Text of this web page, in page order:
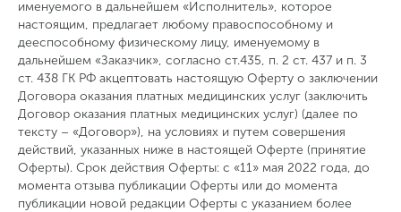
именуемого в дальнейшем «Исполнитель», которое
настоящим, предлагает любому правоспособному и
дееспособному физическому лицу, именуемому в
дальнейшем «Заказчик», согласно ст.435, п. 2 ст. 437 и п. 3
ст. 438 ГК РФ акцептовать настоящую Оферту о заключении
Договора оказания платных медицинских услуг (заключить
Договор оказания платных медицинских услуг) (далее по
тексту – «Договор»), на условиях и путем совершения
действий, указанных ниже в настоящей Оферте (принятие
Оферты). Срок действия Оферты: с «11» мая 2022 года, до
момента отзыва публикации Оферты или до момента
публикации новой редакции Оферты с указанием более